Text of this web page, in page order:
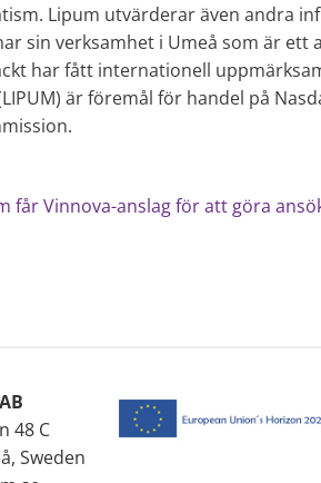
Lipum utvärderar även andra
sin verksamhet i Umeå som är ett
har fått internationell
är föremål för handel på
får Vinnova-anslag för att göra
48 C
Sweden